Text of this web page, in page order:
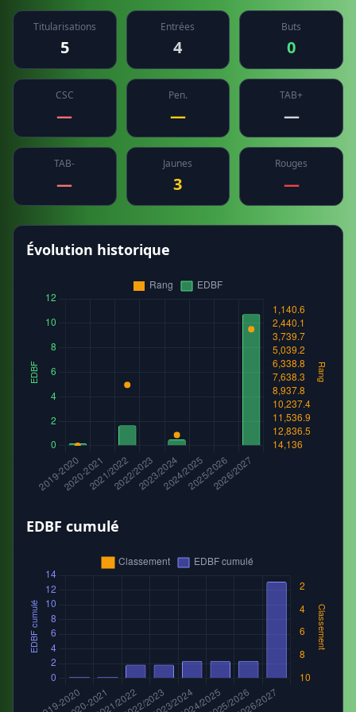
Titularisations
5
Entrées
4
Buts
0
CSC
—
Pen.
—
TAB+
—
TAB-
—
Jaunes
3
Rouges
—
Évolution historique
EDBF cumulé